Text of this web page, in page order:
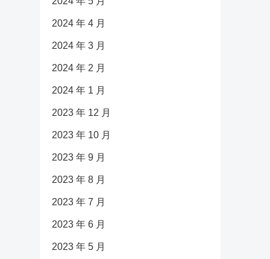
2024 年 4 月
2024 年 3 月
2024 年 2 月
2024 年 1 月
2023 年 12 月
2023 年 10 月
2023 年 9 月
2023 年 8 月
2023 年 7 月
2023 年 6 月
2023 年 5 月